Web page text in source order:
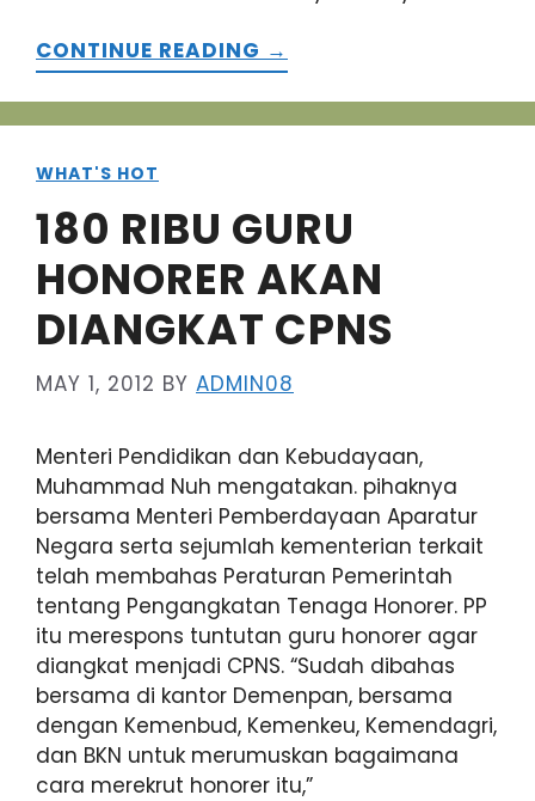
CONTINUE READING →
WHAT'S HOT
180 RIBU GURU
HONORER AKAN
DIANGKAT CPNS
MAY 1, 2012 BY ADMIN08
Menteri Pendidikan dan Kebudayaan,
Muhammad Nuh mengatakan. pihaknya
bersama Menteri Pemberdayaan Aparatur
Negara serta sejumlah kementerian terkait
telah membahas Peraturan Pemerintah
tentang Pengangkatan Tenaga Honorer. PP
itu merespons tuntutan guru honorer agar
diangkat menjadi CPNS. “Sudah dibahas
bersama di kantor Demenpan, bersama
dengan Kemenbud, Kemenkeu, Kemendagri,
dan BKN untuk merumuskan bagaimana
cara merekrut honorer itu,”